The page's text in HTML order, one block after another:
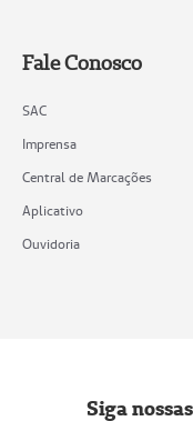
Fale Conosco
SAC
Imprensa
Central de Marcações
Aplicativo
Ouvidoria
Siga